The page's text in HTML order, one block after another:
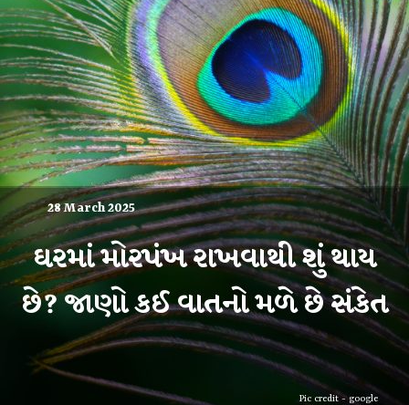
28 March 2025
ઘરમાં મોરપંખ રાખવાથી શું થાય
છે? જાણો કઈ વાતનો મળે છે સંકેત
Pic credit - google